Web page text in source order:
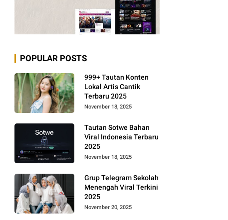
POPULAR POSTS
999+ Tautan Konten
Lokal Artis Cantik
Terbaru 2025
November 18, 2025
Tautan Sotwe Bahan
Viral Indonesia Terbaru
2025
November 18, 2025
Grup Telegram Sekolah
Menengah Viral Terkini
2025
November 20, 2025